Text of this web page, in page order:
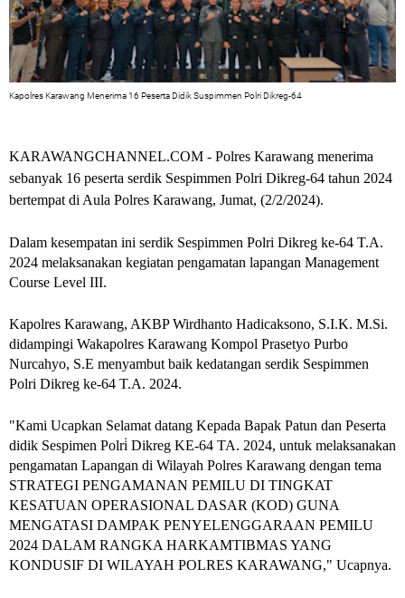
Kapolres Karawang Menerima 16 Peserta Didik Suspimmen Polri Dikreg-64
KARAWANGCHANNEL.COM - Polres Karawang menerima
sebanyak 16 peserta serdik Sespimmen Polri Dikreg-64 tahun 2024
bertempat di Aula Polres Karawang, Jumat, (2/2/2024).
Dalam kesempatan ini serdik Sespimmen Polri Dikreg ke-64 T.A.
2024 melaksanakan kegiatan pengamatan lapangan Management
Course Level III.
Kapolres Karawang, AKBP Wirdhanto Hadicaksono, S.I.K. M.Si.
didampingi Wakapolres Karawang Kompol Prasetyo Purbo
Nurcahyo, S.E menyambut baik kedatangan serdik Sespimmen
Polri Dikreg ke-64 T.A. 2024.
"Kami Ucapkan Selamat datang Kepada Bapak Patun dan Peserta
didik Sespimen Polri̇ Dikreg KE-64 TA. 2024, untuk melaksanakan
pengamatan Lapangan di Wilayah Polres Karawang dengan tema
STRATEGI PENGAMANAN PEMILU DI TINGKAT
KESATUAN OPERASIONAL DASAR (KOD) GUNA
MENGATASI DAMPAK PENYELENGGARAAN PEMILU
2024 DALAM RANGKA HARKAMTIBMAS YANG
KONDUSIF DI WILAYAH POLRES KARAWANG," Ucapnya.